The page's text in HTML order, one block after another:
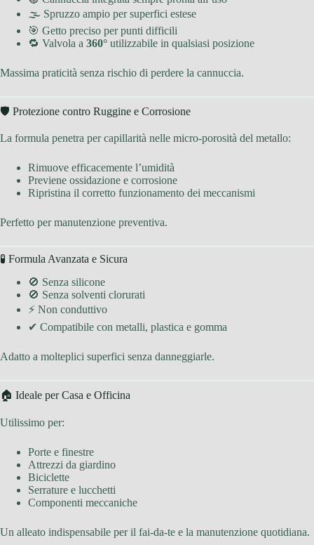
🌫 Spruzzo ampio per superfici estese
🎯 Getto preciso per punti difficili
🔁 Valvola a 360° utilizzabile in qualsiasi posizione
Massima praticità senza rischio di perdere la cannuccia.
🛡 Protezione contro Ruggine e Corrosione
La formula penetra per capillarità nelle micro-porosità del metallo:
Rimuove efficacemente l’umidità
Previene ossidazione e corrosione
Ripristina il corretto funzionamento dei meccanismi
Perfetto per manutenzione preventiva.
🧪 Formula Avanzata e Sicura
🚫 Senza silicone
🚫 Senza solventi clorurati
⚡ Non conduttivo
✔ Compatibile con metalli, plastica e gomma
Adatto a molteplici superfici senza danneggiarle.
🏠 Ideale per Casa e Officina
Utilissimo per:
Porte e finestre
Attrezzi da giardino
Biciclette
Serrature e lucchetti
Componenti meccaniche
Un alleato indispensabile per il fai-da-te e la manutenzione quotidiana.